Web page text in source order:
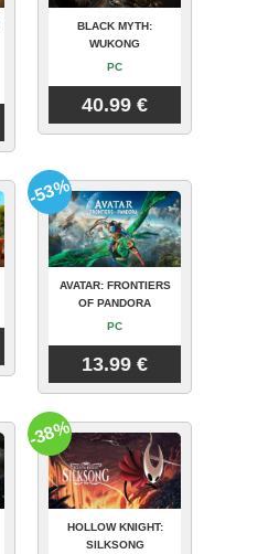
BLACK MYTH:
WUKONG
PC
40.99 €
AVATAR: FRONTIERS
OF PANDORA
PC
13.99 €
-53%
HOLLOW KNIGHT:
SILKSONG
-38%